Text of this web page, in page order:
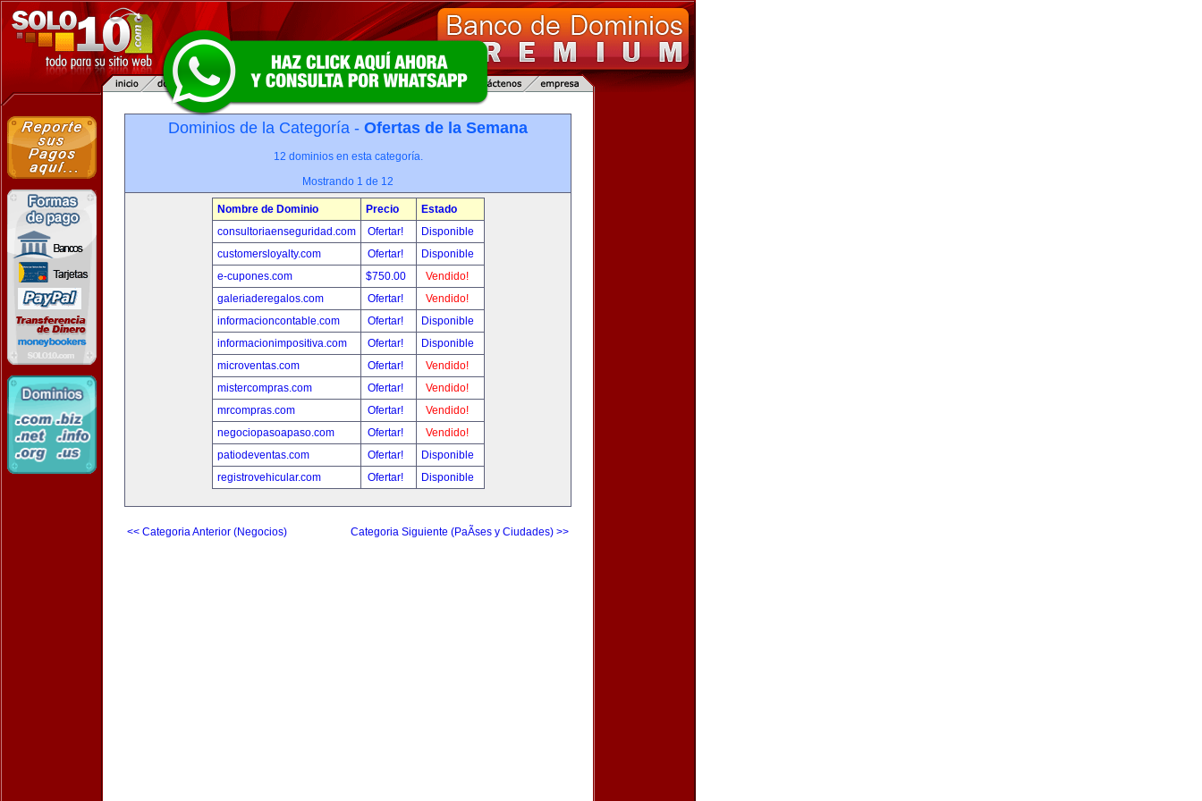
Dominios de la Categoría - Ofertas de la Semana
12 dominios en esta categoría.
Mostrando 1 de 12
Nombre de Dominio Precio
Estado
consultoriaenseguridad.com
Ofertar!
Disponible
customersloyalty.com
Ofertar!
Disponible
e-cupones.com
$750.00
Vendido!
galeriaderegalos.com
Ofertar!
Vendido!
informacioncontable.com
Ofertar!
Disponible
informacionimpositiva.com
Ofertar!
Disponible
microventas.com
Ofertar!
Vendido!
mistercompras.com
Ofertar!
Vendido!
mrcompras.com
Ofertar!
Vendido!
negociopasoapaso.com
Ofertar!
Vendido!
patiodeventas.com
Ofertar!
Disponible
registrovehicular.com
Ofertar! Disponible
<< Categoria Anterior (Negocios) Categoria Siguiente (PaÃ­ses y Ciudades) >>